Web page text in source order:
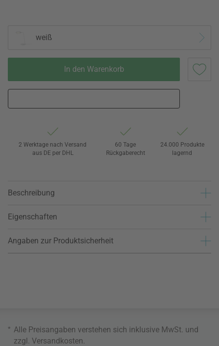
weiß
In den Warenkorb
2 Werktage nach Versand
aus DE per DHL
60 Tage
Rückgaberecht
24.000 Produkte
lagernd
Beschreibung
Eigenschaften
Angaben zur Produktsicherheit
* Alle Preisangaben verstehen sich inklusive MwSt. und
zzgl. Versandkosten